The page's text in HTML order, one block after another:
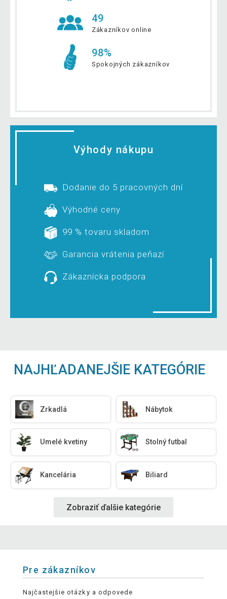
49
Zákazníkov online
98%
Spokojných zákazníkov
Výhody nákupu
Dodanie do 5 pracovných dní
Výhodné ceny
99 % tovaru skladom
Garancia vrátenia peňazí
Zákaznícka podpora
NAJHĽADANEJŠIE KATEGÓRIE
Zrkadlá Nábytok
Umelé kvetiny Stolný futbal
Kancelária Biliard
Zobraziť ďalšie kategórie
Pre zákazníkov
Najčastejšie otázky a odpovede